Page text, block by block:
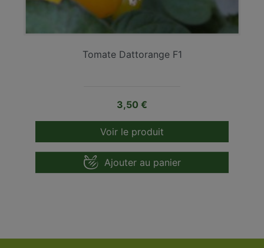
Tomate Dattorange F1
Prix
3,50 €
Voir le produit
Ajouter au panier